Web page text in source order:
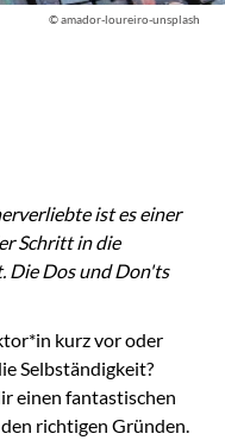
© amador-loureiro-unsplash
ist es einer
Schritt in die
Die Dos und Don'ts
kurz vor oder
Selbständigkeit?
einen fantastischen
richtigen Gründen.